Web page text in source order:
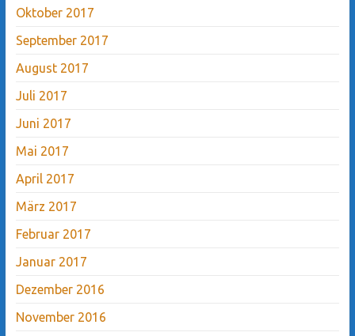
Oktober 2017
September 2017
August 2017
Juli 2017
Juni 2017
Mai 2017
April 2017
März 2017
Februar 2017
Januar 2017
Dezember 2016
November 2016